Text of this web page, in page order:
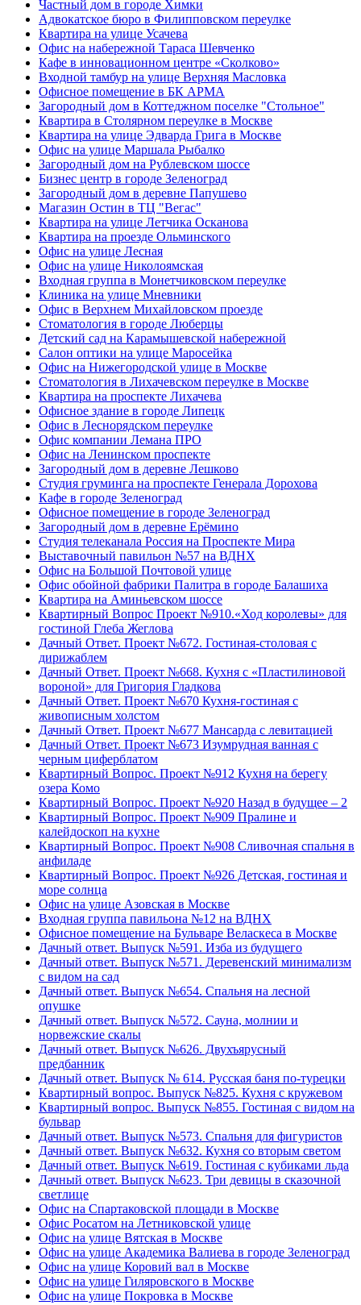
Частный дом в городе Химки
Адвокатское бюро в Филипповском переулке
Квартира на улице Усачева
Офис на набережной Тараса Шевченко
Кафе в инновационном центре «Сколково»
Входной тамбур на улице Верхняя Масловка
Офисное помещение в БК АРМА
Загородный дом в Коттеджном поселке "Стольное"
Квартира в Столярном переулке в Москве
Квартира на улице Эдварда Грига в Москве
Офис на улице Маршала Рыбалко
Загородный дом на Рублевском шоссе
Бизнес центр в городе Зеленоград
Загородный дом в деревне Папушево
Магазин Остин в ТЦ "Вегас"
Квартира на улице Летчика Осканова
Квартира на проезде Ольминского
Офис на улице Лесная
Офис на улице Николоямская
Входная группа в Монетчиковском переулке
Клиника на улице Мневники
Офис в Верхнем Михайловском проезде
Стоматология в городе Люберцы
Детский сад на Карамышевской набережной
Салон оптики на улице Маросейка
Офис на Нижегородской улице в Москве
Стоматология в Лихачевском переулке в Москве
Квартира на проспекте Лихачева
Офисное здание в городе Липецк
Офис в Леснорядском переулке
Офис компании Лемана ПРО
Офис на Ленинском проспекте
Загородный дом в деревне Лешково
Студия груминга на проспекте Генерала Дорохова
Кафе в городе Зеленоград
Офисное помещение в городе Зеленоград
Загородный дом в деревне Ерёмино
Студия телеканала Россия на Проспекте Мира
Выставочный павильон №57 на ВДНХ
Офис на Большой Почтовой улице
Офис обойной фабрики Палитра в городе Балашиха
Квартира на Аминьевском шоссе
Квартирный Вопрос Проект №910.«Ход королевы» для
гостиной Глеба Жеглова
Дачный Ответ. Проект №672. Гостиная-столовая с
дирижаблем
Дачный Ответ. Проект №668. Кухня с «Пластилиновой
вороной» для Григория Гладкова
Дачный Ответ. Проект №670 Кухня-гостиная с
живописным холстом
Дачный Ответ. Проект №677 Мансарда с левитацией
Дачный Ответ. Проект №673 Изумрудная ванная с
черным циферблатом
Квартирный Вопрос. Проект №912 Кухня на берегу
озера Комо
Квартирный Вопрос. Проект №920 Назад в будущее – 2
Квартирный Вопрос. Проект №909 Пралине и
калейдоскоп на кухне
Квартирный Вопрос. Проект №908 Сливочная спальня в
анфиладе
Квартирный Вопрос. Проект №926 Детская, гостиная и
море солнца
Офис на улице Азовская в Москве
Входная группа павильона №12 на ВДНХ
Офисное помещение на Бульваре Веласкеса в Москве
Дачный ответ. Выпуск №591. Изба из будущего
Дачный ответ. Выпуск №571. Деревенский минимализм
с видом на сад
Дачный ответ. Выпуск №654. Спальня на лесной
опушке
Дачный ответ. Выпуск №572. Сауна, молнии и
норвежские скалы
Дачный ответ. Выпуск №626. Двухъярусный
предбанник
Дачный ответ. Выпуск № 614. Русская баня по-турецки
Квартирный вопрос. Выпуск №825. Кухня с кружевом
Квартирный вопрос. Выпуск №855. Гостиная с видом на
бульвар
Дачный ответ. Выпуск №573. Спальня для фигуристов
Дачный ответ. Выпуск №632. Кухня со вторым светом
Дачный ответ. Выпуск №619. Гостиная с кубиками льда
Дачный ответ. Выпуск №623. Три девицы в сказочной
светлице
Офис на Спартаковской площади в Москве
Офис Росатом на Летниковской улице
Офис на улице Вятская в Москве
Офис на улице Академика Валиева в городе Зеленоград
Офис на улице Коровий вал в Москве
Офис на улице Гиляровского в Москве
Офис на улице Покровка в Москве